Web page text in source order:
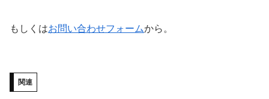
もしくはお問い合わせフォームから。
関連